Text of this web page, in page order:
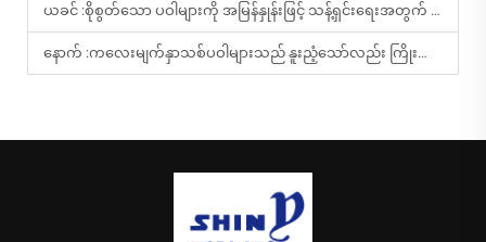
ယခင် :စိုစွတ်သော ပဝါများကို အမြန်နှုန်းဖြင့် သန့်ရှင်းရေးအတွက် အဘယ်ကြောင့် အသုံးပြုသနည်း။
နောက် :ကလေးမျက်နှာသစ်ပဝါများသည် နူးညံ့သော်လည်း ကြိုးစားစွာ သန့်ရှင်းရေးပေးနိုင်ပါသလား။